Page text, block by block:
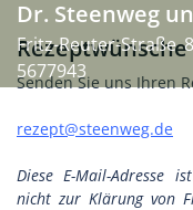
Zum
Inhalt
springen
Dr. Steenweg
Fritz-Reuter-Straße
5677943
Rezeptwünsche
Senden Sie uns Ihren
rezept@steenweg.de
Diese E-Mail-Adresse
nicht zur Klärung von